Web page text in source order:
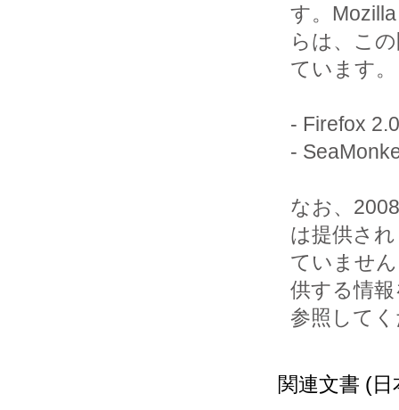
す。
らは、こ
ています。
- Firefox
-
なお、
は提供され
ていませ
供する情
参照して
関連文書 (日